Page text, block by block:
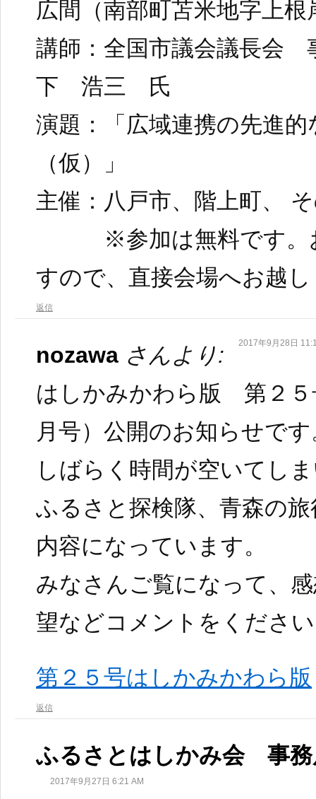
広間（南部町苫米地字上根
講師：全国市議会議長
下 浩三 氏
演題：「広域連携の先進
（仮）」
主催：八戸市、階上町、
※参加は無料です。お
すので、直接会場へお越
返信
nozawa さんより: 2017年9月28日
はしかみかわら版 第２５
月号）公開のお知らせです
しばらく時間が空いてし
ふるさと探検隊、青森の
内容になっています。
みなさんご覧になって、
望などコメントをくださ
第２５号はしかみかわら版
返信
ふるさとはしかみ会 事務
2017年9月27日 6:21 AM